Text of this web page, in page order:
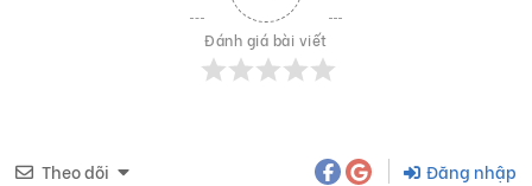
Đánh giá bài viết
Theo dõi Đăng nhập